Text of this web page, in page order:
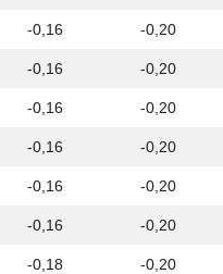
-0,16 -0,20
-0,16 -0,20
-0,16 -0,20
-0,16 -0,20
-0,16 -0,20
-0,16 -0,20
-0,18 -0,20